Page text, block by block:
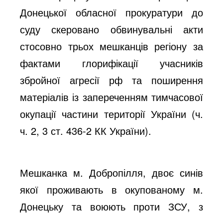
Донецької обласної прокуратури до
суду скеровано обвинувальні акти
стосовно трьох мешканців регіону за
фактами глорифікації учасників
збройної агресії рф та поширення
матеріалів із запереченням тимчасової
окупації частини території України (ч.
ч. 2, 3 ст. 436-2 КК України).
Мешканка м. Добропілля, двоє синів
якої проживають в окупованому м.
Донецьку та воюють проти ЗСУ, з